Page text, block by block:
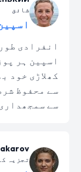
شائق
انفرادی
اسپین ہر
کھلاڑی خود
سے محفوظ
سے
تجزیہ